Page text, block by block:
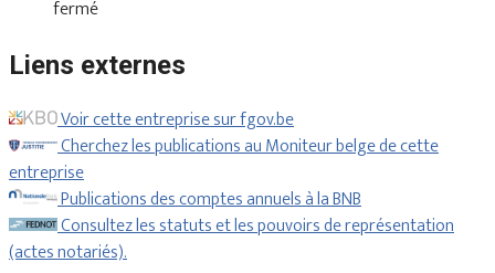
fermé
Liens externes
Voir cette entreprise sur fgov.be
Cherchez les publications au Moniteur belge de cette
entreprise
Publications des comptes annuels à la BNB
Consultez les statuts et les pouvoirs de représentation
(actes notariés).